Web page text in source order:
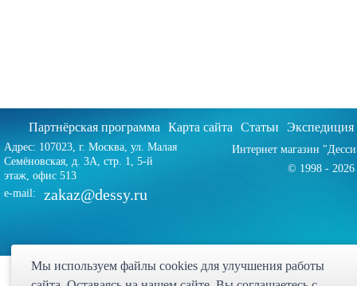
Мы используем файлы cookies для улучшения работы
Партнёрская программа Карта сайта Статьи Экспедиция
Адрес: 107023, г. Москва, ул. Малая
Семёновская, д. 3А, стр. 1, 5-й
этаж, офис 513
e-mail:
zakaz@dessy.ru
Интернет магазин
© 1998 - 2026